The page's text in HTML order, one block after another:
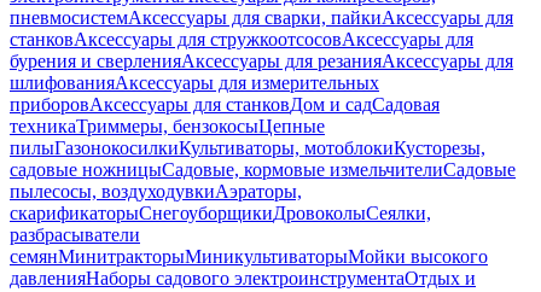
пневмосистемАксессуары для сварки, пайкиАксессуары для
станковАксессуары для стружкоотсосовАксессуары для
бурения и сверленияАксессуары для резанияАксессуары для
шлифованияАксессуары для измерительных
приборовАксессуары для станковДом и садСадовая
техникаТриммеры, бензокосыЦепные
пилыГазонокосилкиКультиваторы, мотоблокиКусторезы,
садовые ножницыСадовые, кормовые измельчителиСадовые
пылесосы, воздуходувкиАэраторы,
скарификаторыСнегоуборщикиДровоколыСеялки,
разбрасыватели
семянМинитракторыМиникультиваторыМойки высокого
давленияНаборы садового электроинструментаОтдых и